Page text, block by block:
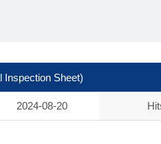
Inspection Sheet)
2024-08-20